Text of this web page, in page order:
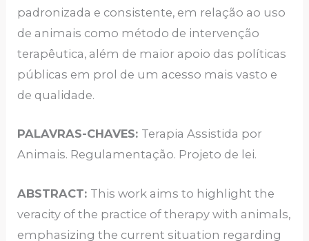
padronizada e consistente, em relação ao uso
de animais como método de intervenção
terapêutica, além de maior apoio das políticas
públicas em prol de um acesso mais vasto e
de qualidade.
PALAVRAS-CHAVES: Terapia Assistida por
Animais. Regulamentação. Projeto de lei.
ABSTRACT: This work aims to highlight the
veracity of the practice of therapy with animals,
emphasizing the current situation regarding